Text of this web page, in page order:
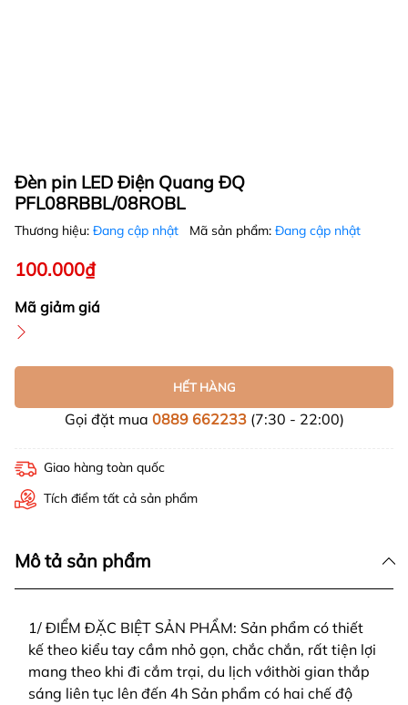
Đèn pin LED Điện Quang ĐQ
PFL08RBBL/08ROBL
Thương hiệu: Đang cập nhật Mã sản phẩm: Đang cập nhật
100.000₫
Mã giảm giá
HẾT HÀNG
Gọi đặt mua 0889 662233(7:30 - 22:00)
Giao hàng toàn quốc
Tích điểm tất cả sản phẩm
Mô tả sản phẩm
1/ ĐIỂM ĐẶC BIỆT SẢN PHẨM: Sản phẩm có thiết
kế theo kiểu tay cầm nhỏ gọn, chắc chắn, rất tiện lợi
mang theo khi đi cắm trại, du lịch vớithời gian thắp
sáng liên tục lên đến 4h Sản phẩm có hai chế độ